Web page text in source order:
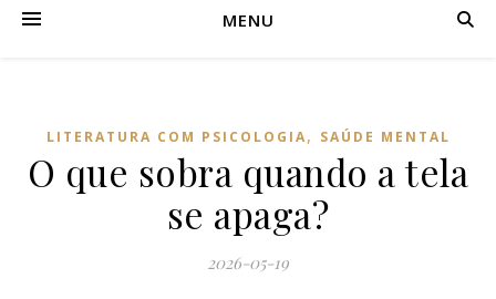
MENU
LITERATURA COM PSICOLOGIA, SAÚDE MENTAL
O que sobra quando a tela
se apaga?
2026-05-19